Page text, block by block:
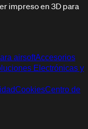
impreso en 3D para
airsoftAccesorios
Electrónicas y
CookiesCentro de